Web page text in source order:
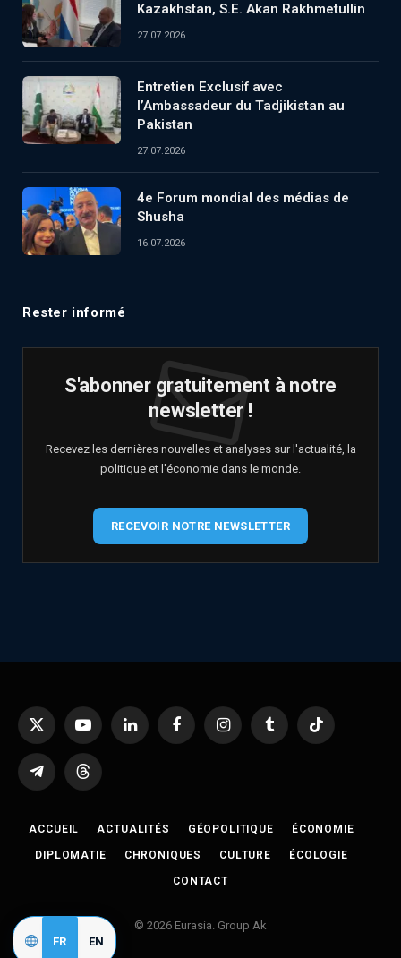
Kazakhstan, S.E. Akan Rakhmetullin
27.07.2026
Entretien Exclusif avec
l’Ambassadeur du Tadjikistan au
Pakistan
27.07.2026
4e Forum mondial des médias de
Shusha
16.07.2026
Rester informé
S'abonner gratuitement à notre
newsletter !
Recevez les dernières nouvelles et analyses sur l'actualité, la
politique et l'économie dans le monde.
RECEVOIR NOTRE NEWSLETTER
X
YouTubeLinkedIn FacebookInstagramTumblr TikTok
TelegramThreads
ACCUEIL ACTUALITÉS GÉOPOLITIQUE ÉCONOMIE
DIPLOMATIE CHRONIQUES CULTURE ÉCOLOGIE
CONTACT
© 2026 Eurasia. Group Ak
FR
EN